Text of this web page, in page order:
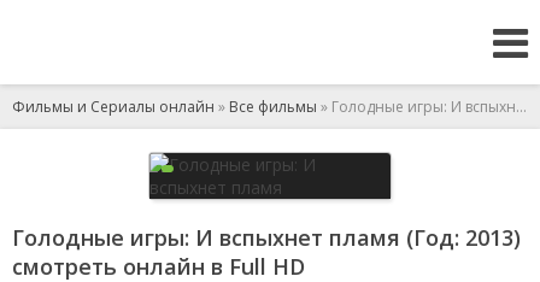
Фильмы и Сериалы онлайн » Все фильмы » Голодные игры: И вспыхнет пламя
Голодные игры: И вспыхнет пламя (Год: 2013)
смотреть онлайн в Full HD